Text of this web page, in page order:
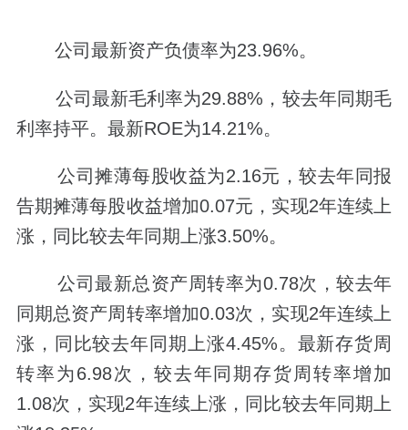
公司最新资产负债率为23.96%。
公司最新毛利率为29.88%，较去年同期毛
利率持平。最新ROE为14.21%。
公司摊薄每股收益为2.16元，较去年同报
告期摊薄每股收益增加0.07元，实现2年连续上
涨，同比较去年同期上涨3.50%。
公司最新总资产周转率为0.78次，较去年
同期总资产周转率增加0.03次，实现2年连续上
涨，同比较去年同期上涨4.45%。最新存货周
转率为6.98次，较去年同期存货周转率增加
1.08次，实现2年连续上涨，同比较去年同期上